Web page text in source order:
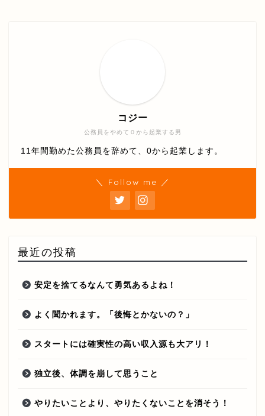
公務員をやめて０から起業する男
コジー
11年間勤めた公務員を辞めて、0から起業します。
＼ Follow me ／
最近の投稿
安定を捨てるなんて勇気あるよね！
よく聞かれます。「後悔とかないの？」
スタートには確実性の高い収入源も大アリ！
独立後、体調を崩して思うこと
やりたいことより、やりたくないことを消そう！